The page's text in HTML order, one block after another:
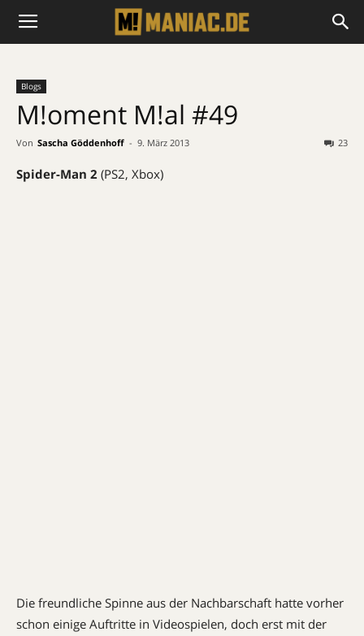
Blogs
M!oment M!al #49
Von Sascha Göddenhoff - 9. März 2013 23
Spider-Man 2 (PS2, Xbox)
Die freundliche Spinne aus der Nachbarschaft hatte vorher
schon einige Auftritte in Videospielen, doch erst mit der